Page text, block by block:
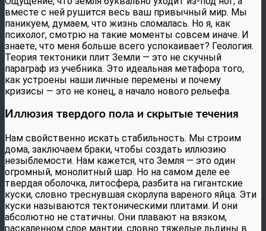
вместе с ней рушится весь ваш привычный мир. Мы
паникуем, думаем, что жизнь сломалась. Но я, как
психолог, смотрю на такие моменты совсем иначе. И
знаете, что меня больше всего успокаивает? Геология.
Теория тектоники плит Земли — это не скучный
параграф из учебника. Это идеальная метафора того,
как устроены наши личные перемены и почему
кризисы — это не конец, а начало нового рельефа.
Иллюзия твердого пола и скрытые течения
Нам свойственно искать стабильность. Мы строим
дома, заключаем браки, чтобы создать иллюзию
незыблемости. Нам кажется, что Земля — это один
огромный, монолитный шар. Но на самом деле ее
твердая оболочка, литосфера, разбита на гигантские
куски, словно треснувшая скорлупа вареного яйца. Эти
куски называются тектоническими плитами. И они
абсолютно не статичны. Они плавают на вязком,
раскаленном слое мантии, словно тяжелые льдины в